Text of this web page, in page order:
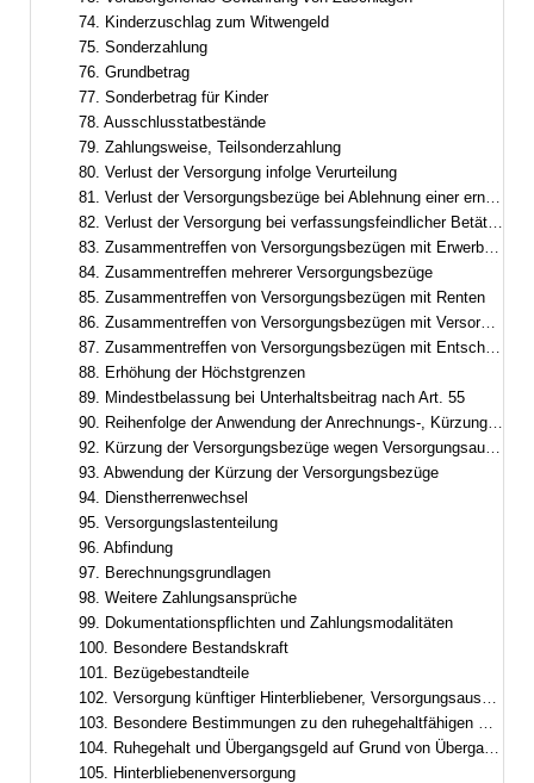
74. Kinderzuschlag zum Witwengeld
75. Sonderzahlung
76. Grundbetrag
77. Sonderbetrag für Kinder
78. Ausschlusstatbestände
79. Zahlungsweise, Teilsonderzahlung
80. Verlust der Versorgung infolge Verurteilung
81. Verlust der Versorgungsbezüge bei Ablehnung einer erneuten Berufung
82. Verlust der Versorgung bei verfassungsfeindlicher Betätigung
83. Zusammentreffen von Versorgungsbezügen mit Erwerbs- und Erwerbsersatzeinkommen
84. Zusammentreffen mehrerer Versorgungsbezüge
85. Zusammentreffen von Versorgungsbezügen mit Renten
86. Zusammentreffen von Versorgungsbezügen mit Versorgung aus zwischenstaatlicher und überstaatlicher Verwendung
87. Zusammentreffen von Versorgungsbezügen mit Entschädigung oder Versorgungsbezügen nach dem Abgeordnetenstatut des Europäischen Parlaments
88. Erhöhung der Höchstgrenzen
89. Mindestbelassung bei Unterhaltsbeitrag nach Art. 55
90. Reihenfolge der Anwendung der Anrechnungs-, Kürzungs- und Ruhensvorschriften
92. Kürzung der Versorgungsbezüge wegen Versorgungsausgleich
93. Abwendung der Kürzung der Versorgungsbezüge
94. Dienstherrenwechsel
95. Versorgungslastenteilung
96. Abfindung
97. Berechnungsgrundlagen
98. Weitere Zahlungsansprüche
99. Dokumentationspflichten und Zahlungsmodalitäten
100. Besondere Bestandskraft
101. Bezügebestandteile
102. Versorgung künftiger Hinterbliebener, Versorgungsausgleich
103. Besondere Bestimmungen zu den ruhegehaltfähigen Bezügen, zur ruhegehaltfähigen Dienstzeit und zum Ruhegehalt
104. Ruhegehalt und Übergangsgeld auf Grund von Übergangsregelungen im Besoldungsrecht
105. Hinterbliebenenversorgung